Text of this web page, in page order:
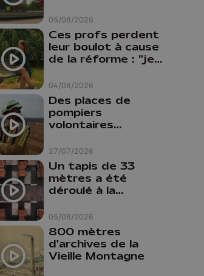
05/08/2026
04/08/2026
Ces profs perdent
leur boulot à cause
de la réforme : "je
comme prof que
comme
pharmacienne"
27/07/2026
Des places de
pompiers
volontaires
province de Liège :
"Un citoyen qui
n'est formé ne
peut pas nous
aider"
05/08/2026
Un tapis de 33
mètres a été
déroulé à la
Liège
800 mètres
d'archives de la
Vieille Montagne